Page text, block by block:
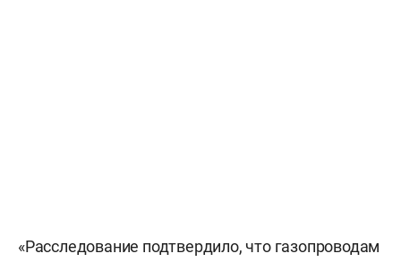
«Расследование подтвердило, что газопроводам